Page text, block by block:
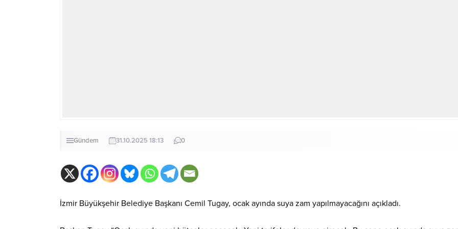
Gündem 31.10.2025 18:13 0
İzmir Büyükşehir Belediye Başkanı Cemil Tugay, ocak ayında suya zam yapılmayacağını açıkladı.